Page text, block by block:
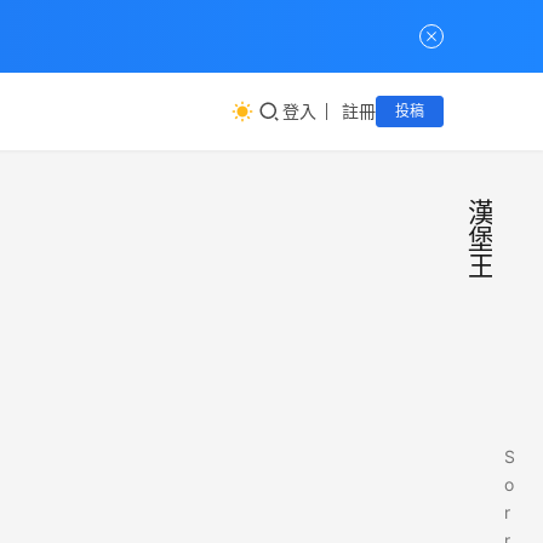
登入 註冊 投稿
漢
堡
王
S
o
r